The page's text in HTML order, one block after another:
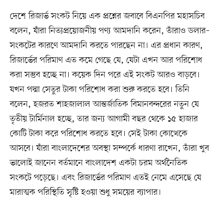
দেশে রিজার্ভ সংকট নিয়ে এক প্রশ্নের জবাবে বিএনপির মহাসচিব
বলেন, যাঁরা নিত্যপ্রয়োজনীয় পণ্য আমদানি করেন, তাঁরাও ডলার–
সংকটের কারণে আমদানি করতে পারছেন না। এর প্রধান কারণ,
রিজার্ভের পরিমাণ এত কমে গেছে যে, যেটা এখন আর পরিশোধ
করা সম্ভব হচ্ছে না। কয়েক দিন পরে এই সংকট আরও বাড়বে।
যখন পদ্মা সেতুর টাকা পরিশোধ করা শুরু করতে হবে। তিনি
বলেন, হজরত শাহজালাল আন্তর্জাতিক বিমানবন্দরের নতুন যে
তৃতীয় টার্মিনাল হচ্ছে, তার জন্য আগামী বছর থেকে ১৫ হাজার
কোটি টাকা করে পরিশোধ করতে হবে। সেই টাকা কোত্থেকে
আসবে। যাঁরা বাংলাদেশের অবস্থা সম্পর্কে ধারণা রাখেন, তাঁরা খুব
ভালোই জানেন বর্তমানে বাংলাদেশ একটা চরম অর্থনৈতিক
সংকটে পড়েছে। এবং রিজার্ভের পরিমাণ এতই নেমে এসেছে যে
মারাত্মক পরিস্থিতি সৃষ্টি হওয়া শুধু সময়ের ব্যাপার।